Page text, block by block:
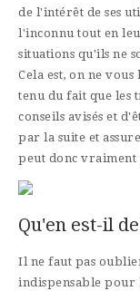
de l'intérêt de ses
l'inconnu tout en
situations qu'ils ne
Cela est, on ne
tenu du fait que les
conseils avisés et
par la suite et
peut donc vraiment
Qu'en est-il
Il ne faut pas
indispensable pour